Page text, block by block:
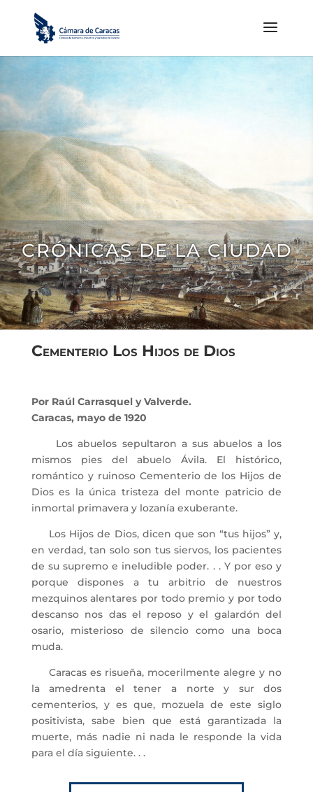
CRÓNICAS DE LA CIUDAD
Cementerio Los Hijos de Dios
Por Raúl Carrasquel y Valverde.
Caracas, mayo de 1920
Los abuelos sepultaron a sus abuelos a los
mismos pies del abuelo Ávila. El histórico,
romántico y ruinoso Cementerio de los Hijos de
Dios es la única tristeza del monte patricio de
inmortal primavera y lozanía exuberante.
Los Hijos de Dios, dicen que son “tus hijos” y,
en verdad, tan solo son tus siervos, los pacientes
de su supremo e ineludible poder. . . Y por eso y
porque dispones a tu arbitrio de nuestros
mezquinos alentares por todo premio y por todo
descanso nos das el reposo y el galardón del
osario, misterioso de silencio como una boca
muda.
Caracas es risueña, mocerilmente alegre y no
la amedrenta el tener a norte y sur dos
cementerios, y es que, mozuela de este siglo
positivista, sabe bien que está garantizada la
muerte, más nadie ni nada le responde la vida
para el día siguiente. . .